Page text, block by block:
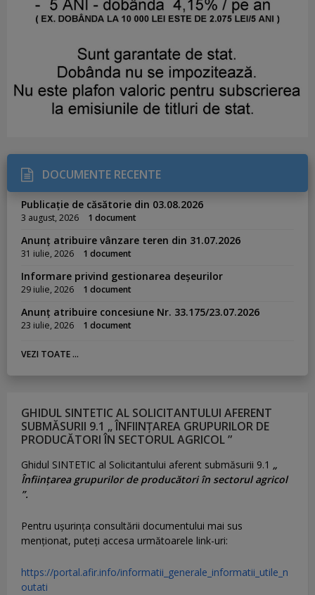
DOCUMENTE RECENTE
Publicație de căsătorie din 03.08.2026
3 august, 2026 1 document
Anunț atribuire vânzare teren din 31.07.2026
31 iulie, 2026 1 document
Informare privind gestionarea deșeurilor
29 iulie, 2026 1 document
Anunț atribuire concesiune Nr. 33.175/23.07.2026
23 iulie, 2026 1 document
VEZI TOATE ...
GHIDUL SINTETIC AL SOLICITANTULUI AFERENT
SUBMĂSURII 9.1 „ ÎNFIINȚAREA GRUPURILOR DE
PRODUCĂTORI ÎN SECTORUL AGRICOL ”
Ghidul SINTETIC al Solicitantului aferent submăsurii 9.1 „
Înființarea grupurilor de producători în sectorul agricol
”.
Pentru uşurinţa consultării documentului mai sus
menţionat, puteţi accesa următoarele link-uri:
https://portal.afir.info/informatii_generale_informatii_utile_n
outati